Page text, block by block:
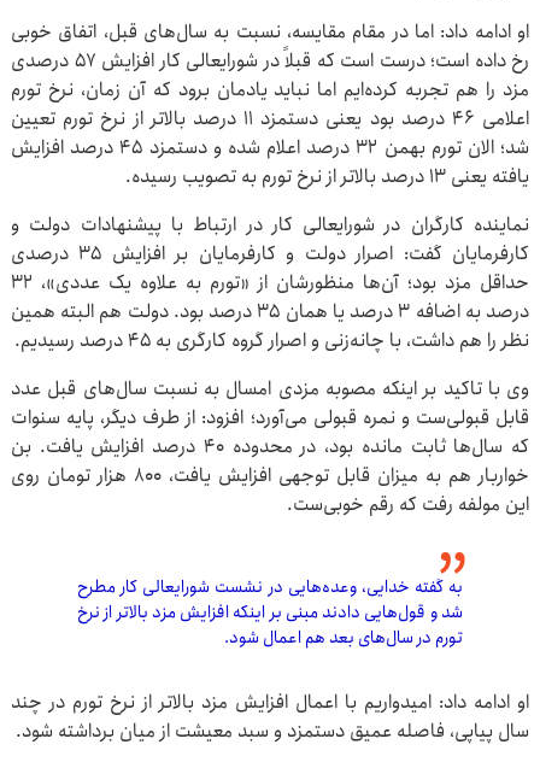
او ادامه داد: اما در مقام مقایسه، نسبت به سال‌های قبل، اتفاق خوبی
رخ داده است؛ درست است که قبلاً در شورایعالی کار افزایش ۵۷ درصدی
مزد را هم تجربه کرده‌ایم اما نباید یادمان برود که آن زمان، نرخ تورم
اعلامی ۴۶ درصد بود یعنی دستمزد ۱۱ درصد بالاتر از نرخ تورم تعیین
شد؛ الان تورم بهمن ۳۲ درصد اعلام شده و دستمزد ۴۵ درصد افزایش
یافته یعنی ۱۳ درصد بالاتر از نرخ تورم به تصویب رسیده.
نماینده کارگران در شورایعالی کار در ارتباط با پیشنهادات دولت و
کارفرمایان گفت: اصرار دولت و کارفرمایان بر افزایش ۳۵ درصدی
حداقل مزد بود؛ آن‌ها منظورشان از «تورم به علاوه یک عددی»، ۳۲
درصد به اضافه ۳ درصد یا همان ۳۵ درصد بود. دولت هم البته همین
نظر را هم داشت، با چانه‌زنی و اصرار گروه کارگری به ۴۵ درصد رسیدیم.
وی با تاکید بر اینکه مصوبه مزدی امسال به نسبت سال‌های قبل عدد
قابل قبولی‌ست و نمره قبولی می‌آورد؛ افزود: از طرف دیگر، پایه سنوات
که سال‌ها ثابت مانده بود، در محدوده ۴۰ درصد افزایش یافت. بن
خواربار هم به میزان قابل توجهی افزایش یافت، ۸۰۰ هزار تومان روی
این مولفه رفت که رقم خوبی‌ست.
به گفته خدایی، وعده‌هایی در نشست شورایعالی کار مطرح
شد و قول‌هایی دادند مبنی بر اینکه افزایش مزد بالاتر از نرخ
تورم در سال‌های بعد هم اعمال شود.
او ادامه داد: امیدواریم با اعمال افزایش مزد بالاتر از نرخ تورم در چند
سال پیاپی، فاصله عمیق دستمزد و سبد معیشت از میان برداشته شود.